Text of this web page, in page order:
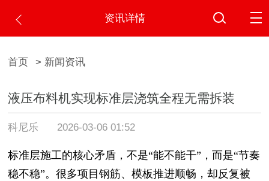
资讯详情
首页 > 新闻资讯
液压布料机实现标准层浇筑全程无需拆装
科尼乐 2026-03-06 01:52
标准层施工的核心矛盾，不是“能不能干”，而是“节奏
稳不稳”。很多项目钢筋、模板推进顺畅，却反复被